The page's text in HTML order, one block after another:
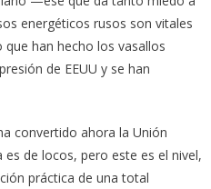
energéticos rusos son vitales
han hecho los vasallos
de EEUU y se han
convertido ahora la Unión
de locos, pero este es el nivel,
práctica de una total